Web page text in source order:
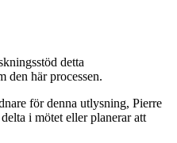
detta
den här processen.
för denna utlysning, Pierre
i mötet eller planerar att